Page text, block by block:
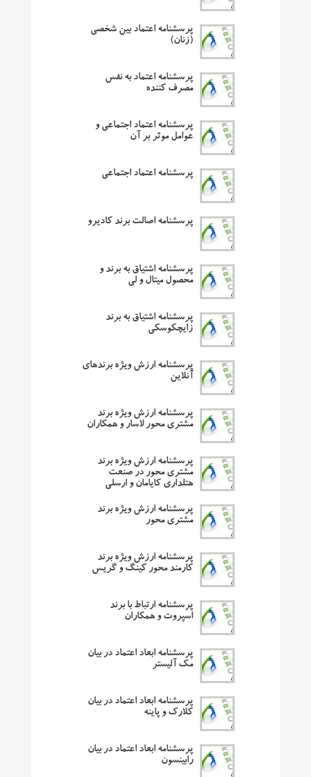
پرسشنامه اعتماد بین شخصی
(زنان)
پرسشنامه اعتماد به نفس
مصرف کننده
پرسشنامه اعتماد اجتماعی و
عوامل موثر بر آن
پرسشنامه اعتماد اجتماعی
پرسشنامه اصالت برند کادیرو
پرسشنامه اشتیاق به برند و
محصول میتال و لی
پرسشنامه اشتیاق به برند
زایچکوسکی
پرسشنامه ارزش ویژه برندهای
آنلاین
پرسشنامه ارزش ویژه برند
مشتری محور لاسار و همکاران
پرسشنامه ارزش ویژه برند
مشتری محور در صنعت
هتلداری کایامان و ارسلی
پرسشنامه ارزش ویژه برند
مشتری محور
پرسشنامه ارزش ویژه برند
کارمند محور کینگ و گریس
پرسشنامه ارتباط با برند
اسپروت و همکاران
پرسشنامه ابعاد اعتماد در بیان
مک آلیستر
پرسشنامه ابعاد اعتماد در بیان
کلارک و پاینه
پرسشنامه ابعاد اعتماد در بیان
رابینسون